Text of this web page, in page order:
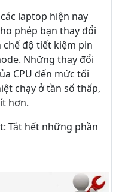
laptop hiện nay
phép bạn thay đổi
chế độ tiết kiệm pin
Những thay đổi
CPU đến mức tối
chạy ở tần số thấp,
hơn.
Tắt hết những phần